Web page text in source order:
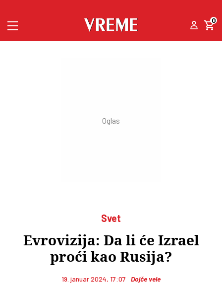
0
Svet
Evrovizija: Da li će Izrael
proći kao Rusija?
19. januar 2024, 17:07 Dojče vele